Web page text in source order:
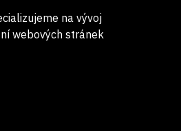
na vývoj
webových stránek